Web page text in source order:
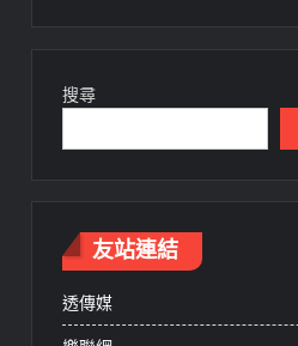
搜尋
友站連結
透傳媒